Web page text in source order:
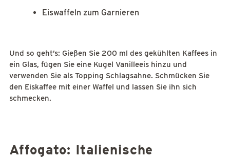
Eiswaffeln zum Garnieren
Und so geht’s: Gießen Sie 200 ml des gekühlten Kaffees in
ein Glas, fügen Sie eine Kugel Vanilleeis hinzu und
verwenden Sie als Topping Schlagsahne. Schmücken Sie
den Eiskaffee mit einer Waffel und lassen Sie ihn sich
schmecken.
Affogato: Italienische